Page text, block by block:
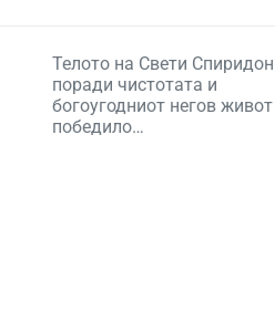
Телото на Свети Спиридон
поради чистотата и
богоугодниот негов живот
победило…